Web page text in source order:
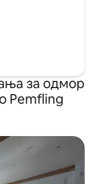
за одмор
Pemfling